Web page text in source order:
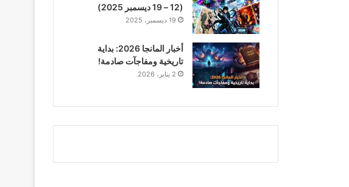
(12 – 19 ديسمبر 2025)
19 ديسمبر، 2025
أخبار المانجا 2026: بداية
تاريخية ومفاجآت صادمة!
2 يناير، 2026